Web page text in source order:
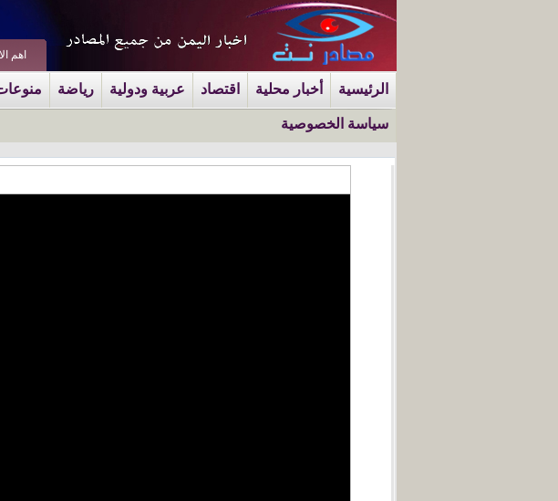
اهم
الرئيسية أخبار محلية اقتصاد عربية ودولية رياضة
سياسة الخصوصية